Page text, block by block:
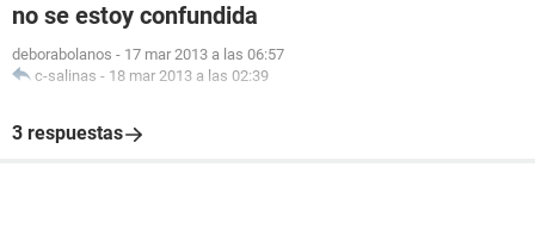
no se estoy confundida
deborabolanos - 17 mar 2013 a las 06:57
c-salinas - 18 mar 2013 a las 02:39
3 respuestas